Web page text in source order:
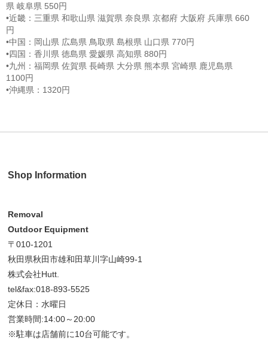
県 岐阜県 550円
•近畿：三重県 和歌山県 滋賀県 奈良県 京都府 大阪府 兵庫県 660
円
•中国：岡山県 広島県 鳥取県 島根県 山口県 770円
•四国：香川県 徳島県 愛媛県 高知県 880円
•九州：福岡県 佐賀県 長崎県 大分県 熊本県 宮崎県 鹿児島県
1100円
•沖縄県：1320円
Shop Information
Removal
Outdoor Equipment
〒010-1201
秋田県秋田市雄和田草川字山崎99-1
株式会社Hutt.
tel&fax:018-893-5525
定休日：水曜日
営業時間:14:00～20:00
※駐車は店舗前に10台可能です。